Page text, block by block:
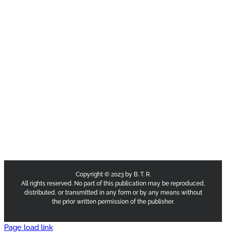
Copyright © 2023 by B. T. R.
All rights reserved. No part of this publication may be reproduced,
distributed, or transmitted in any form or by any means without
the prior written permission of the publisher.
Page load link